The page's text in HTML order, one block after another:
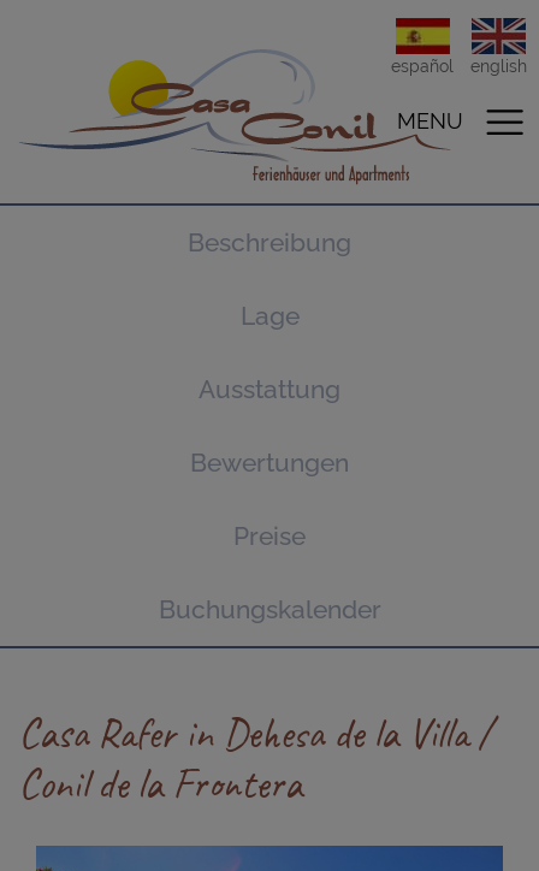
español english
MENU
Beschreibung
Lage
Ausstattung
Bewertungen
Preise
Buchungskalender
Casa Rafer in Dehesa de la Villa /
Conil de la Frontera